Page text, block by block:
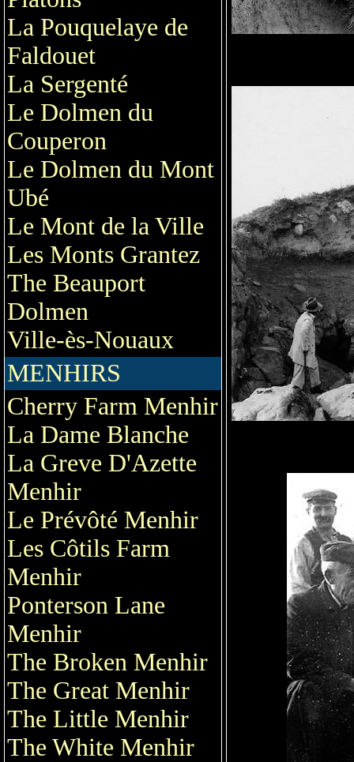
La Pouquelaye de
Faldouet
La Sergenté
Le Dolmen du
Couperon
Le Dolmen du Mont
Ubé
Le Mont de la Ville
Les Monts Grantez
The Beauport
Dolmen
Ville-ès-Nouaux
MENHIRS
Cherry Farm Menhir
La Dame Blanche
La Greve D'Azette
Menhir
Le Prévôté Menhir
Les Côtils Farm
Menhir
Ponterson Lane
Menhir
The Broken Menhir
The Great Menhir
The Little Menhir
The White Menhir